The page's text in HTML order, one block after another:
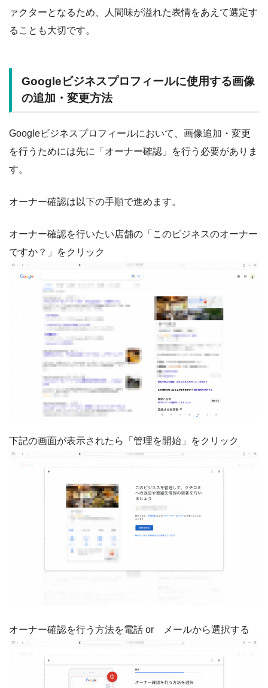
ァクターとなるため、人間味が溢れた表情をあえて選定す
ることも大切です。
Googleビジネスプロフィールに使用する画像
の追加・変更方法
Googleビジネスプロフィールにおいて、画像追加・変更
を行うためには先に「オーナー確認」を行う必要がありま
す。
オーナー確認は以下の手順で進めます。
オーナー確認を行いたい店舗の「このビジネスのオーナー
ですか？」をクリック
下記の画面が表示されたら「管理を開始」をクリック
オーナー確認を行う方法を電話 or メールから選択する